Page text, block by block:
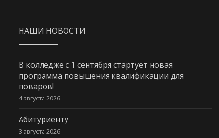
НАШИ НОВОСТИ
В колледже с 1 сентября стартует новая
программа повышения квалификации для
поваров!
4 августа 2026
Абитуриенту
3 августа 2026